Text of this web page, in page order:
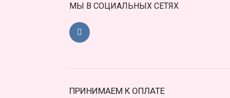
МЫ В СОЦИАЛЬНЫХ СЕТЯХ
ПРИНИМАЕМ К ОПЛАТЕ